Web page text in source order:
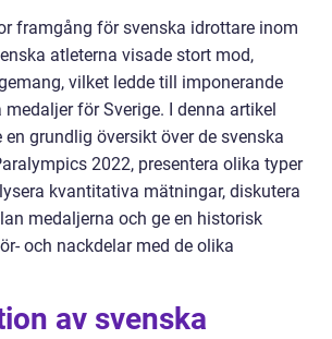
framgång för svenska idrottare inom
atleterna visade stort mod,
vilket ledde till imponerande
för Sverige. I denna artikel
grundlig översikt över de svenska
2022, presentera olika typer
kvantitativa mätningar, diskutera
medaljerna och ge en historisk
och nackdelar med de olika
av svenska